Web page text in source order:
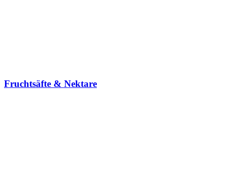
Fruchtsäfte & Nektare